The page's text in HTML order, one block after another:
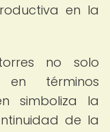
en la
no solo
términos
simboliza la
de la